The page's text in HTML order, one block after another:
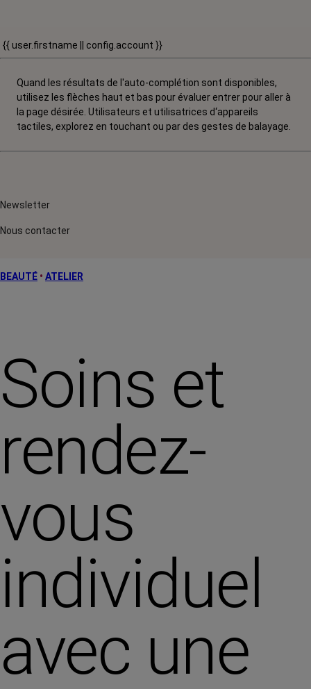
{{ user.firstname || config.account }}
Quand les résultats de l'auto-complétion sont disponibles,
utilisez les flèches haut et bas pour évaluer entrer pour aller à
la page désirée. Utilisateurs et utilisatrices d‘appareils
tactiles, explorez en touchant ou par des gestes de balayage.
Newsletter
Nous contacter
BEAUTÉ • ATELIER
Soins et
rendez-
vous
individuel
avec une